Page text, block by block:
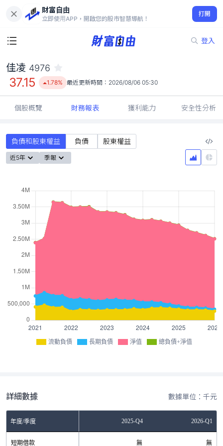
財富自由
立即使用APP，開啟您的股市智慧導航！
打開
登入
37.15
1.78%
佳凌 4976
37.15 1.78% 最近更新時間： 2026/08/06 05:30
個股概覽 財務報表 獲利能力 安全性分析
負債和股東權益 負債 股東權益
近5年 季報
流動負債 長期負債 淨值 總負債+淨值
詳細數據 數據單位：千元
年度/季度 2025-Q4 2026-Q1
短期借款 無 無